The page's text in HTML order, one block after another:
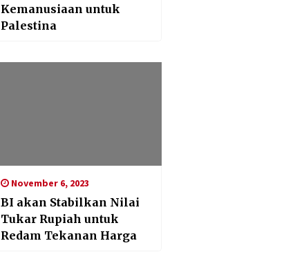
Kemanusiaan untuk
Palestina
November 6, 2023
BI akan Stabilkan Nilai
Tukar Rupiah untuk
Redam Tekanan Harga